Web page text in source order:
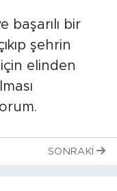
başarılı bir
şehrin
elinden
SONRAKI